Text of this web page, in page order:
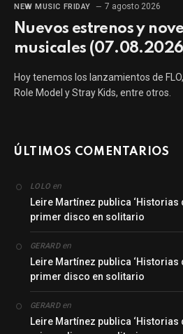
NEW MUSIC FRIDAY 7 agosto 2026
Nuevos estrenos y
musicales
Hoy tenemos los lanzamientos de
Role Model y Stray Kids, entre otros.
ÚLTIMOS COMENTARIOS
LOLO en
Leire Martínez publica ‘Historias
primer disco en solitario
GERARDen
Leire Martínez publica ‘Historias
primer disco en solitario
GERARDen
Leire Martínez publica ‘Historias